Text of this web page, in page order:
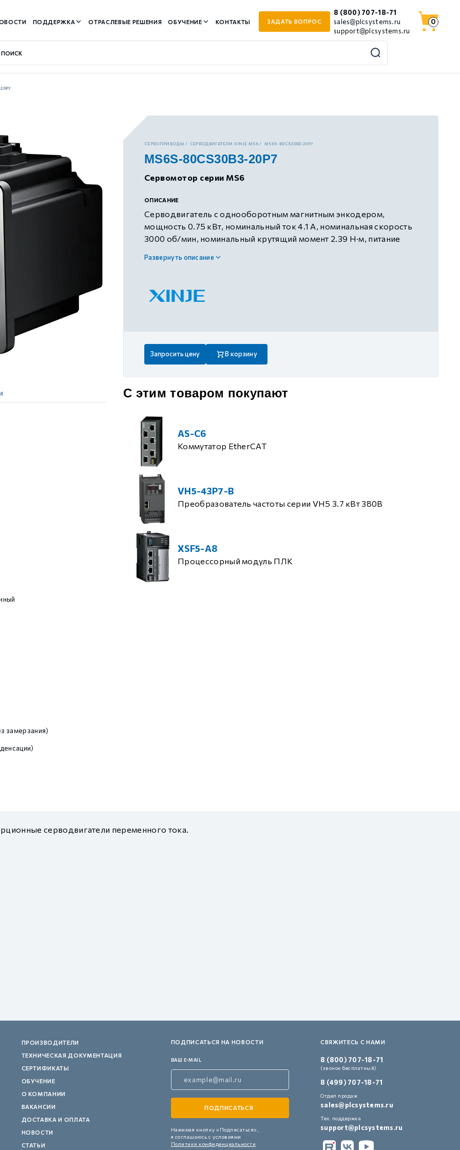
ПОДДЕРЖКА ОТРАСЛЕВЫЕ РЕШЕНИЯ ОБУЧЕНИЕ КОНТАКТЫ ЗАДАТЬ ВОПРОС
8 (800) 707-18-71
sales@plcsystems.ru
support@plcsystems.ru
0
СЕРВОПРИВОДЫ СЕРВОДВИГАТЕЛИ XINJE MS6 MS6S-80CS30B3-20P7
MS6S-80CS30B3-20P7
Сервомотор серии MS6
ОПИСАНИЕ
Серводвигатель с однооборотным магнитным энкодером,
мощность 0.75 кВт, номинальный ток 4.1 А, номинальная скорость
3000 об/мин, номинальный крутящий момент 2.39 Н·м, питание
DS5E/L1/F/K/C/C1/N1/P/K1/W5E3-20P7-PTA/FH
Развернуть описание
Запросить цену В корзину
замерзания)
С этим товаром покупают
AS-C6
Коммутатор EtherCAT
VH5-43P7-B
Преобразователь частоты серии VH5 3.7 кВт 380В
XSF5-A8
Процессорный модуль ПЛК
серводвигатели переменного тока.
ПРОИЗВОДИТЕЛИ
ТЕХНИЧЕСКАЯ ДОКУМЕНТАЦИЯ
СЕРТИФИКАТЫ
ОБУЧЕНИЕ
О КОМПАНИИ
ВАКАНСИИ
ДОСТАВКА И ОПЛАТА
НОВОСТИ
СТАТЬИ
ПОДПИСАТЬСЯ НА НОВОСТИ
ВАШ E-MAIL
Нажимая кнопку «Подписаться»,
я соглашаюсь с условиями
Политики конфиденциальности
СВЯЖИТЕСЬ С НАМИ
8 (800) 707-18-71
(звонок бесплатный)
8 (499) 707-18-71
Отдел продаж
sales@plcsystems.ru
Тех. поддержка
support@plcsystems.ru
контуром)
с разомкнутым контуром)
контуром)